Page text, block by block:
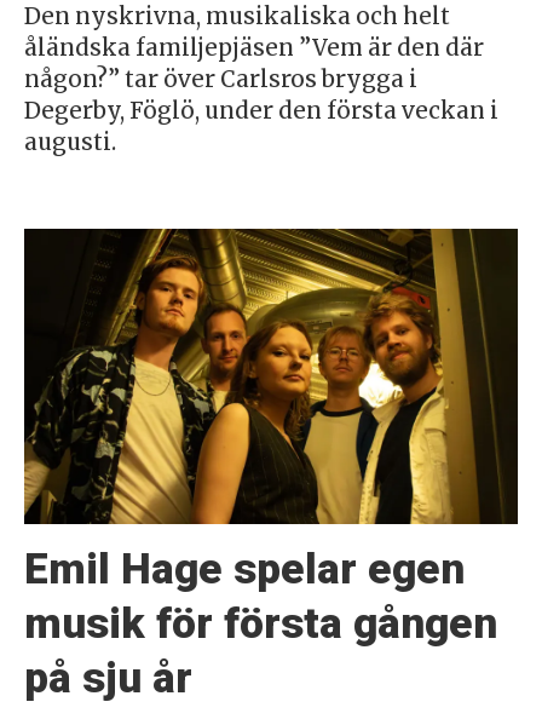
Den nyskrivna, musikaliska och helt
åländska familjepjäsen ”Vem är den där
någon?” tar över Carlsros brygga i
Degerby, Föglö, under den första veckan i
augusti.
Emil Hage spelar egen
musik för första gången
på sju år